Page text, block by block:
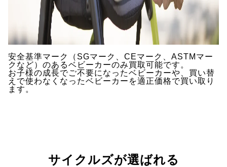
安全基準マーク（SGマーク、CEマーク、ASTMマー
クなど）のあるベビーカーのみ買取可能です。
お子様の成長でご不要になったベビーカーや、買い替
えで使わなくなったベビーカーを適正価格で買い取り
ます。
サイクルズが選ばれる